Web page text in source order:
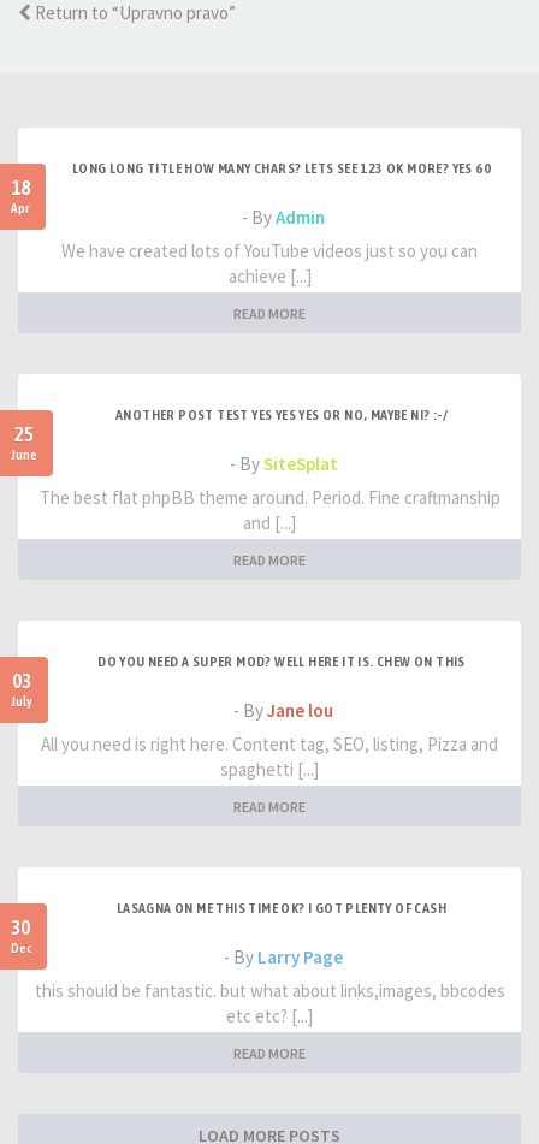
Return to “Upravno pravo”
18
Apr
LONG LONG TITLE HOW MANY CHARS? LETS SEE 123 OK MORE? YES 60
- ByAdmin
We have created lots of YouTube videos just so you can
achieve [...]
READ MORE
25
June
ANOTHER POST TEST YES YES YES OR NO, MAYBE NI? :-/
- BySiteSplat
The best flat phpBB theme around. Period. Fine craftmanship
and [...]
READ MORE
03
July
DO YOU NEED A SUPER MOD? WELL HERE IT IS. CHEW ON THIS
- ByJane lou
All you need is right here. Content tag, SEO, listing, Pizza and
spaghetti [...]
READ MORE
30
Dec
LASAGNA ON ME THIS TIME OK? I GOT PLENTY OF CASH
- By Larry Page
this should be fantastic. but what about links,images, bbcodes
etc etc? [...]
READ MORE
LOAD MORE POSTS